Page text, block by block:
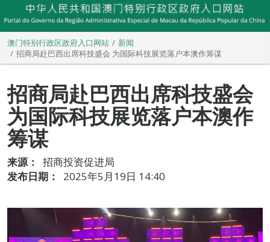
澳门特别行政区政府入口网站
新闻
招商局赴巴西出席科技盛会 为国际科技展览落户本澳作筹谋
招商局赴巴西出席科技盛会
为国际科技展览落户本澳作
筹谋
来源：
招商投资促进局
发布日期：
2025年5月19日 14:40